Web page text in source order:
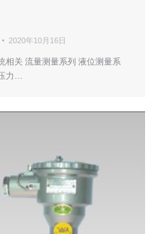
2020年10月16日
相关 流量测量系列 液位测量系
力…